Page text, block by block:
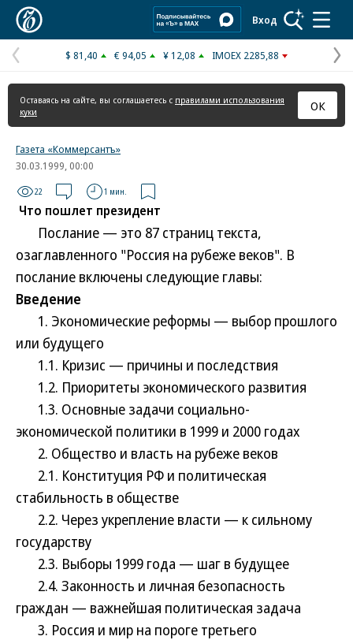
Вход
Предыдущая
страница
$ 81,40 € 94,05 ¥ 12,08 IMOEX 2285,88
Оставаясь на сайте, вы соглашаетесь с правилами использования
куки
ОК
Газета «Коммерсантъ»
30.03.1999, 00:00
22 1 мин.
Что пошлет президент
Послание — это 87 страниц текста,
озаглавленного "Россия на рубеже веков". В
послание включены следующие главы:
Введение
1. Экономические реформы — выбор прошлого
или будущего
1.1. Кризис — причины и последствия
1.2. Приоритеты экономического развития
1.3. Основные задачи социально-
экономической политики в 1999 и 2000 годах
2. Общество и власть на рубеже веков
2.1. Конституция РФ и политическая
стабильность в обществе
2.2. Через укрепление власти — к сильному
государству
2.3. Выборы 1999 года — шаг в будущее
2.4. Законность и личная безопасность
граждан — важнейшая политическая задача
3. Россия и мир на пороге третьего